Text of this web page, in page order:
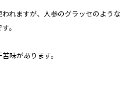
れますが、人参のグラッセのような
。
味があります。